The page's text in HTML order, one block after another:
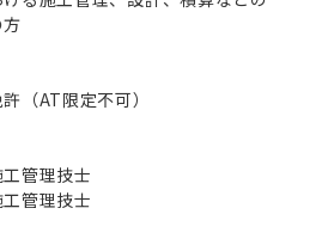
（AT限定不可）
管理技士
管理技士